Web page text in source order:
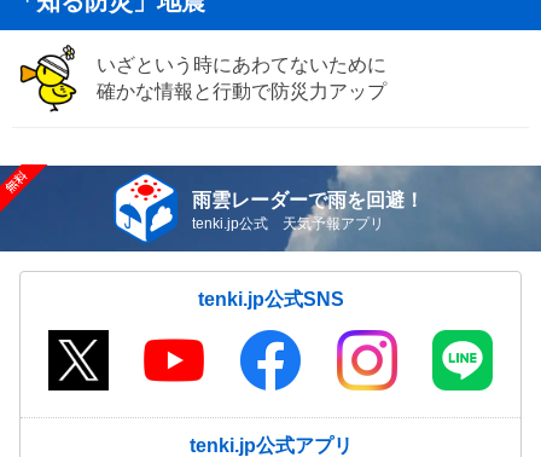
いざという時にあわてないために
確かな情報と行動で防災力アップ
雨雲レーダーで雨を回避！
tenki.jp公式 天気予報アプリ
tenki.jp公式SNS
tenki.jp公式アプリ